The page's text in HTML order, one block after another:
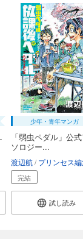
カート
試し読み
カート
試し読み
カート
少年・青年マンガ
「弱虫ペダル」公
ソロジー...
渡辺航 プリンセス
完結
試し読み